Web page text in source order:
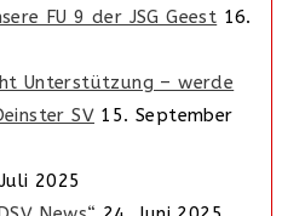
FU 9 der JSG Geest 16.
Unterstützung – werde
SV 15. September
2025